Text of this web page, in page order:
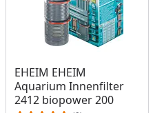
EHEIM EHEIM
Aquarium Innenfilter
2412 biopower 200